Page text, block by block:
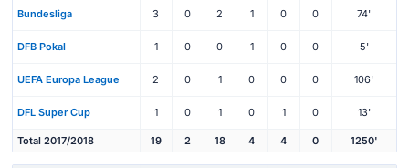
Bundesliga 3 0 2 1 0 0 74'
DFB Pokal 1 0 0 1 0 0 5'
UEFA Europa League 2 0 1 0 0 0 106'
DFL Super Cup 1 0 1 0 1 0 13'
Total 2017/2018 19 2 18 4 4 0 1250'